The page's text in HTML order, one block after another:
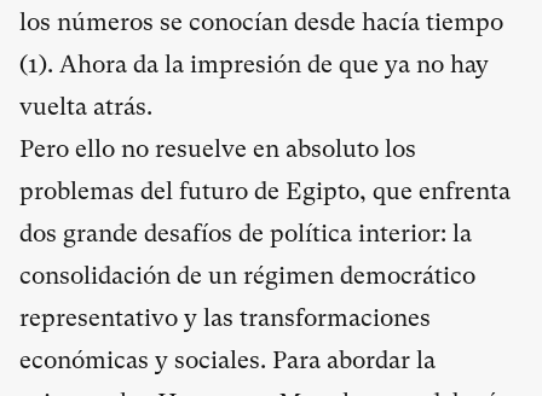
los números se conocían desde hacía tiempo
(1). Ahora da la impresión de que ya no hay
vuelta atrás.
Pero ello no resuelve en absoluto los
problemas del futuro de Egipto, que enfrenta
dos grande desafíos de política interior: la
consolidación de un régimen democrático
representativo y las transformaciones
económicas y sociales. Para abordar la